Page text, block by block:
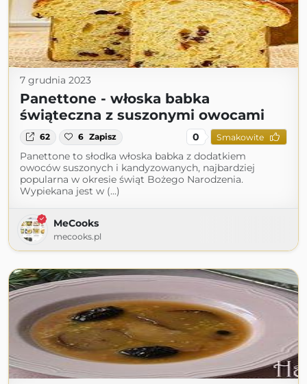
7 grudnia 2023
Panettone - włoska babka
świąteczna z suszonymi owocami
62 6 Zapisz 0 Smakowite
Panettone to słodka włoska babka z dodatkiem
owoców suszonych i kandyzowanych, najbardziej
popularna w okresie świąt Bożego Narodzenia.
Wypiekana jest w (...)
MeCooks
mecooks.pl